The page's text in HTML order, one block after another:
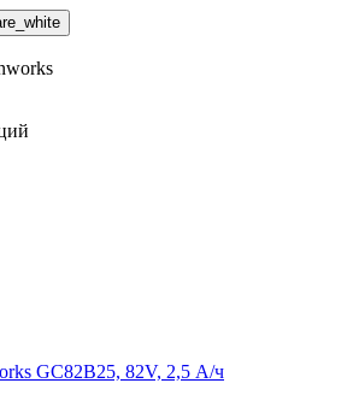
GC82B25, 82V, 2,5 А/ч